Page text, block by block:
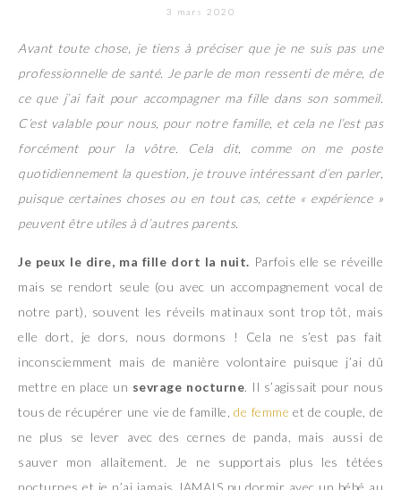
3 mars 2020
Avant toute chose, je tiens à préciser que je ne suis pas une
professionnelle de santé. Je parle de mon ressenti de mère, de
ce que j’ai fait pour accompagner ma fille dans son sommeil.
C’est valable pour nous, pour notre famille, et cela ne l’est pas
forcément pour la vôtre. Cela dit, comme on me poste
quotidiennement la question, je trouve intéressant d’en parler,
puisque certaines choses ou en tout cas, cette « expérience »
peuvent être utiles à d’autres parents.
Je peux le dire, ma fille dort la nuit. Parfois elle se réveille
mais se rendort seule (ou avec un accompagnement vocal de
notre part), souvent les réveils matinaux sont trop tôt, mais
elle dort, je dors, nous dormons ! Cela ne s’est pas fait
inconsciemment mais de manière volontaire puisque j’ai dû
mettre en place un sevrage nocturne. Il s’agissait pour nous
tous de récupérer une vie de famille,de femme et de couple, de
ne plus se lever avec des cernes de panda, mais aussi de
sauver mon allaitement. Je ne supportais plus les tétées
nocturnes et je n’ai jamais JAMAIS pu dormir avec un bébé au